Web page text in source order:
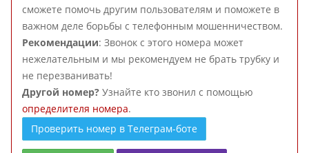
сможете помочь другим пользователям и поможете в
важном деле борьбы с телефонным мошенничеством.
Рекомендации: Звонок с этого номера может
нежелательным и мы рекомендуем не брать трубку и
не перезванивать!
Другой номер? Узнайте кто звонил с помощью
определителя номера.
Проверить номер в Телеграм-боте